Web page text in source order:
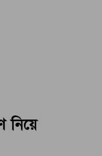
নিয়ে